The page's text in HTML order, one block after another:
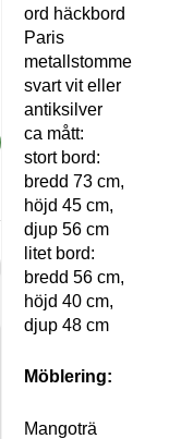
ord häckbord
Paris
metallstomme
svart vit eller
antiksilver
ca mått:
stort bord:
bredd 73 cm,
höjd 45 cm,
djup 56 cm
litet bord:
bredd 56 cm,
höjd 40 cm,
djup 48 cm
Möblering:
Mangoträ